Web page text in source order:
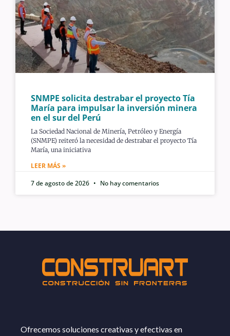
SNMPE solicita destrabar el proyecto Tía
María para impulsar la inversión minera
en el sur del Perú
La Sociedad Nacional de Minería, Petróleo y Energía
(SNMPE) reiteró la necesidad de destrabar el proyecto Tía
María, una iniciativa
LEER MÁS »
7 de agosto de 2026
No hay comentarios
Ofrecemos soluciones creativas y efectivas en